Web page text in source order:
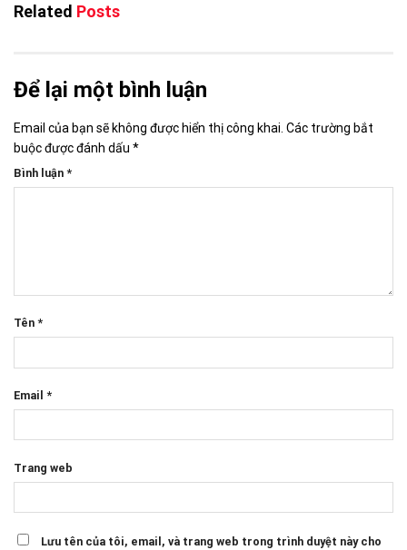
Related Posts
Để lại một bình luận
Email của bạn sẽ không được hiển thị công khai. Các trường bắt
buộc được đánh dấu *
Bình luận *
Tên *
Email *
Trang web
Lưu tên của tôi, email, và trang web trong trình duyệt này cho